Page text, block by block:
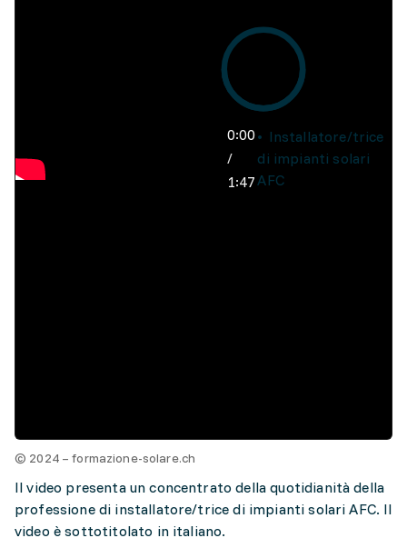
0:00
/
1:47
Installatore/trice
di impianti solari
AFC
© 2024 – formazione-solare.ch
Il video presenta un concentrato della quotidianità della
professione di installatore/trice di impianti solari AFC. Il
video è sottotitolato in italiano.